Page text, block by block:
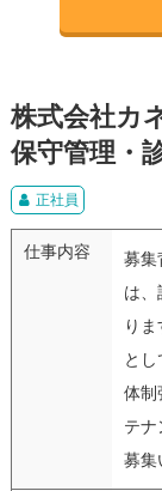
株式会社カ
保守管理・
正社員
仕事内容
募集
は、
り
と
体制
テナ
募集